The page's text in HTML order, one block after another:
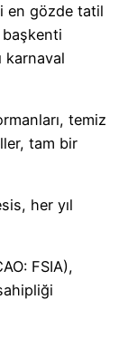
en gözde tatil
başkenti
karnaval
temiz
tam bir
her yıl
FSIA),